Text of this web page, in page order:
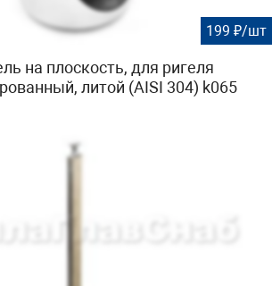
199 ₽/шт
на плоскость, для ригеля
литой (AISI 304) k065